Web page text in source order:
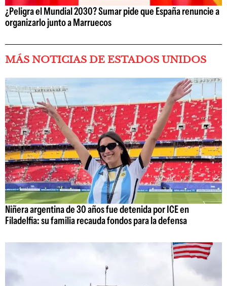
¿Peligra el Mundial 2030? Sumar pide que España renuncie a
organizarlo junto a Marruecos
MÁS NOTICIAS DE ESTADOS UNIDOS
Niñera argentina de 30 años fue detenida por ICE en
Filadelfia: su familia recauda fondos para la defensa